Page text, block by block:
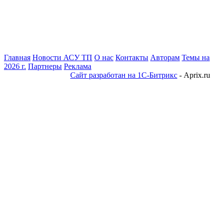
Главная Новости АСУ ТП О нас Контакты Авторам Темы на
2026 г. Партнеры Реклама
Сайт разработан на 1С-Битрикс - Aprix.ru